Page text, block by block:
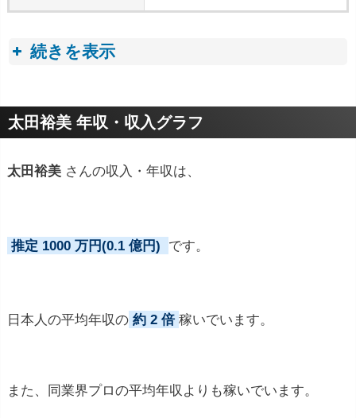
続きを表示
プロフィールトピック
太田裕美 年収・収入グラフ
太田裕美 さんの収入・年収は、
推定 1000 万円(0.1 億円) です。
日本人の平均年収の 約 2 倍 稼いでいます。
また、同業界プロの平均年収よりも稼いでいます。